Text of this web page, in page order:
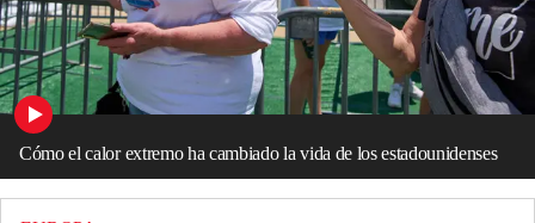
Cómo el calor extremo ha cambiado la vida de los estadounidenses